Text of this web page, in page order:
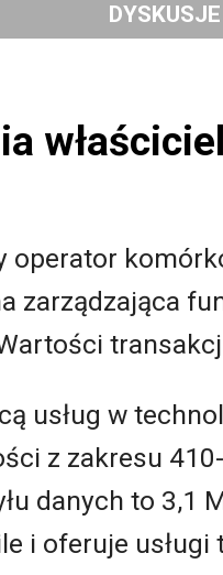
DYSKUSJE
operator
zarządzająca
usług w
z zakresu
danych to 3,1
i oferuje